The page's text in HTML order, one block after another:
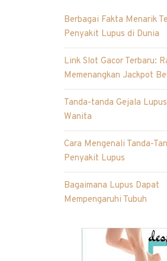
Berbagai Fakta Menarik
Penyakit Lupus di Dunia
Link Slot Gacor Terbaru:
Memenangkan Jackpot
Tanda-tanda Gejala
Wanita
Cara Mengenali Tanda-
Penyakit Lupus
Bagaimana Lupus Dapat
Mempengaruhi Tubuh